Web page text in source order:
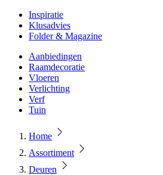
Inspiratie
Klusadvies
Folder & Magazine
Aanbiedingen
Raamdecoratie
Vloeren
Verlichting
Verf
Tuin
Home
Assortiment
Deuren